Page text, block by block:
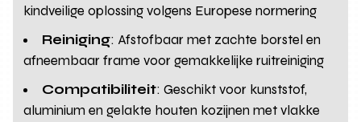
kindveilige oplossing volgens Europese normering
Reiniging: Afstofbaar met zachte borstel en
afneembaar frame voor gemakkelijke ruitreiniging
Compatibiliteit: Geschikt voor kunststof,
aluminium en gelakte houten kozijnen met vlakke